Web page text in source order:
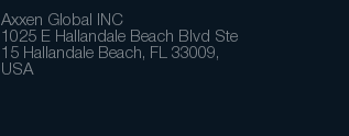
Axxen Global INC
1025 E Hallandale Beach Blvd Ste
15 Hallandale Beach, FL 33009,
USA